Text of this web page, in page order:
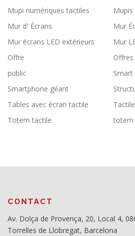
Mupi numériques tactiles
Mupis
Mur d' Écrans
Mur
Mur écrans LED extérieurs
Mur
Offre
public
Smart
Smartphone géant
Tables avec écran tactile
Totem tactile
totem
CONTACT
Av. Dolça de Provença, 20, Local 4,
Torrelles de Llobregat, Barcelona